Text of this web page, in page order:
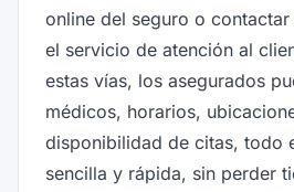
online del seguro o
el servicio de atención al
estas vías, los asegurados
médicos, horarios,
disponibilidad de citas, todo
sencilla y rápida, sin perder